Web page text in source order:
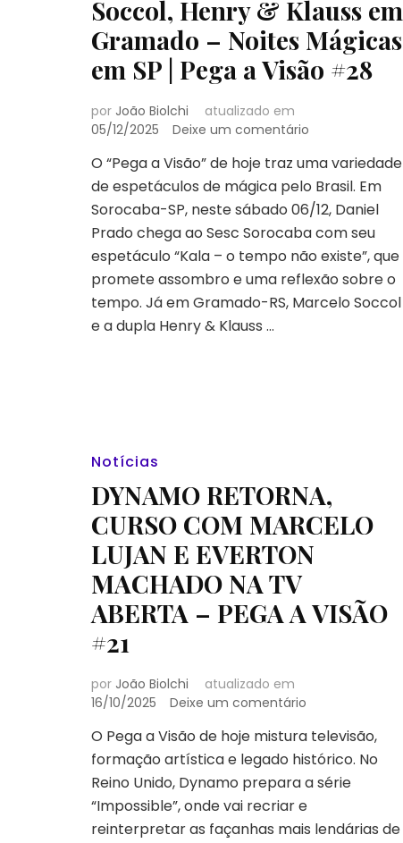
Soccol, Henry & Klauss em
Gramado – Noites Mágicas
em SP | Pega a Visão #28
por João Biolchi
atualizado em
05/12/2025
Deixe um comentário
em
Sorocaba
–
Soccol,
Henry
&
Klauss
em
Visão
#28
O “Pega a Visão” de hoje traz uma variedade
de espetáculos de mágica pelo Brasil. Em
Sorocaba-SP, neste sábado 06/12, Daniel
Prado chega ao Sesc Sorocaba com seu
espetáculo “Kala – o tempo não existe”, que
promete assombro e uma reflexão sobre o
tempo. Já em Gramado-RS, Marcelo Soccol
e a dupla Henry & Klauss …
Notícias
DYNAMO RETORNA,
CURSO COM MARCELO
LUJAN E EVERTON
MACHADO NA TV
ABERTA – PEGA A VISÃO
#21
por João Biolchi
atualizado em
16/10/2025
Deixe um comentário
RETORNA,
CURSO
COM
LUJAN
E
O Pega a Visão de hoje mistura televisão,
formação artística e legado histórico. No
Reino Unido, Dynamo prepara a série
“Impossible”, onde vai recriar e
reinterpretar as façanhas mais lendárias de